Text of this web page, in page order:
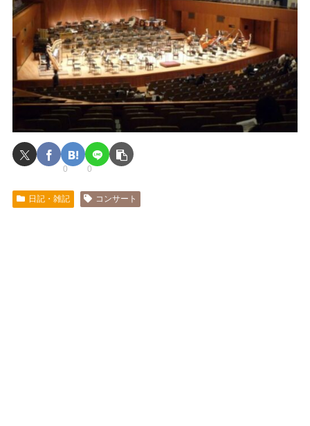
0 0
日記・雑記 コンサート